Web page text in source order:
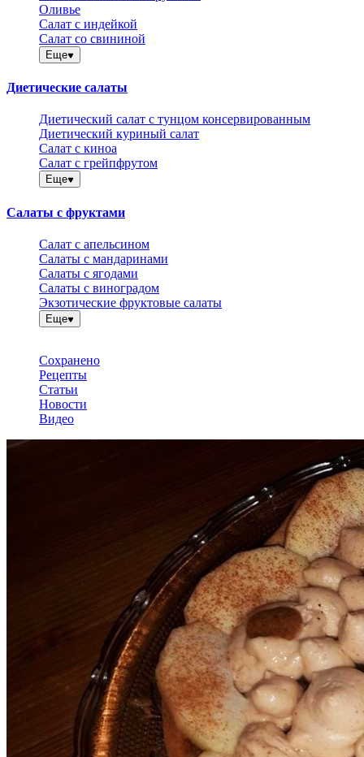
Оливье
Салат с индейкой
Салат со свининой
Еще
Диетические салаты
Диетический салат с тунцом консервированным
Диетический куриный салат
Салат с киноа
Салат с грейпфрутом
Еще
Салаты с фруктами
Салат с апельсином
Салаты с мандаринами
Салаты с ягодами
Салаты с виноградом
Экзотические фруктовые салаты
Еще
Сохранено
Рецепты
Статьи
Новости
Видео